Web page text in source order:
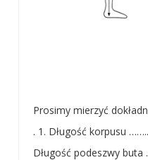
Prosimy mierzyć
. 1. Długość korpusu
Długość podeszwy buta